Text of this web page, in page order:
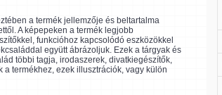
a termék jellemzője és beltartalma
A képepeken a termék legjobb
funkcióhoz kapcsolódó eszközökkel
együtt ábrázoljuk. Ezek a tárgyak és
többi tagja, irodaszerek, divatkiegészítők,
a termékhez, ezek illusztrációk, vagy külön